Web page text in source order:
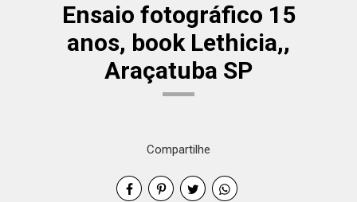
Ensaio fotográfico 15
anos, book Lethicia,,
Araçatuba SP
Compartilhe